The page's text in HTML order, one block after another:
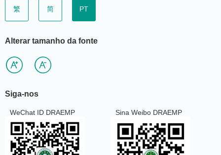
繁 简 PT
Alterar tamanho da fonte
Siga-nos
WeChat ID DRAEMP Sina Weibo DRAEMP